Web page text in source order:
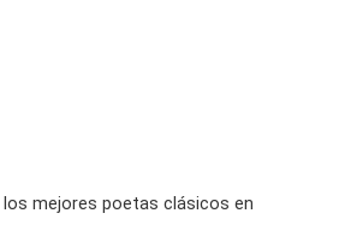
mejores poetas clásicos en